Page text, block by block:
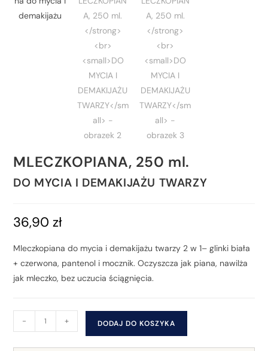
MLECZKOPIANA, 250 ml.
DO MYCIA I DEMAKIJAŻU TWARZY
36,90zł
Mleczkopiana do mycia i demakijażu twarzy 2 w 1– glinki biała
+ czerwona, pantenol i mocznik. Oczyszcza jak piana, nawilża
jak mleczko, bez uczucia ściągnięcia.
- + DODAJ DO KOSZYKA